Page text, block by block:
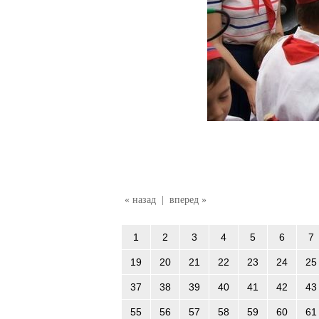
« назад | вперед »
1 2 3 4 5 6 7
19 20 21 22 23 24 25
37 38 39 40 41 42 43
55 56 57 58 59 60 61